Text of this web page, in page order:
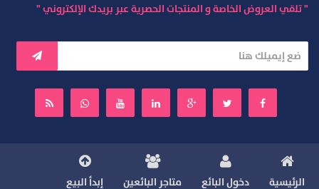
" تلقي العروض الخاصة و المنتجات الحصرية عبر بريدك الإلكتروني "
الرئيسية دخول البائع متاجر البائعين إبدأ البيع